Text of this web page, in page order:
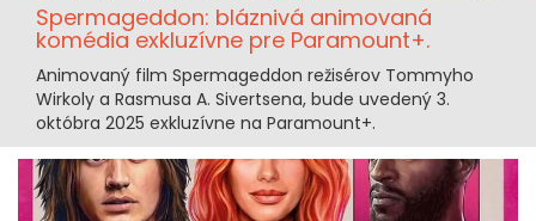
Spermageddon: bláznivá animovaná
komédia exkluzívne pre Paramount+.
Animovaný film Spermageddon režisérov Tommyho
Wirkoly a Rasmusa A. Sivertsena, bude uvedený 3.
októbra 2025 exkluzívne na Paramount+.